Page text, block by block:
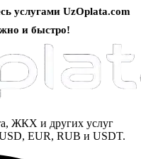
услугами UzOplata.com
и быстро!
ЖКХ и других услуг
EUR, RUB и USDT.